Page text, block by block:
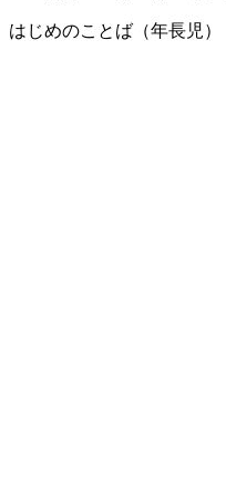
はじめのことば（年長児）